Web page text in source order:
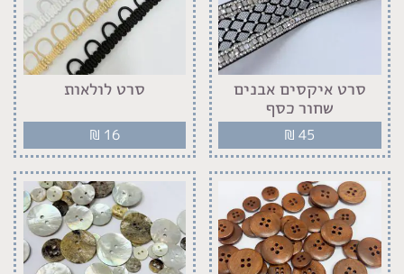
סרט איקסים אבנים
שחור כסף
₪ 45
סרט לולאות
₪ 16